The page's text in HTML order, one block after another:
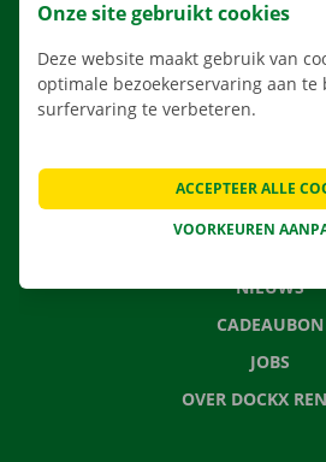
LOCATIES
APP
CONTACTEER
NIEUWS
CADEAUBON
JOBS
OVER DOCKX
Onze site gebruikt cookies
Deze website maakt gebruik van
optimale bezoekerservaring aan te
surfervaring te verbeteren.
VOORKEUREN
ACCEPTEER ALLE